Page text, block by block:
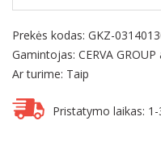
Prekės kodas: GKZ-
Gamintojas: CERVA GROUP
Ar turime: Taip
Pristatymo laikas: 1-